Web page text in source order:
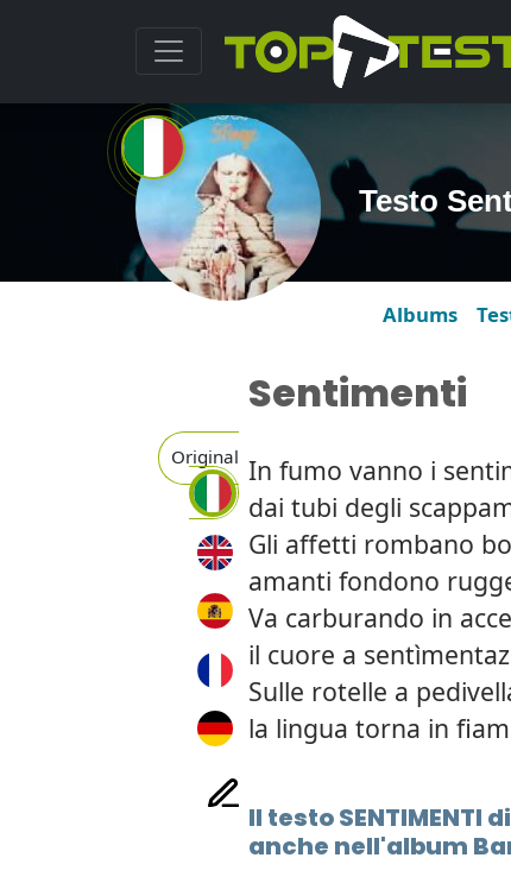
Testo
Albums
Original
Sentimenti
In fumo vanno i
dai tubi degli
Gli affetti rombano
amanti fondono
Va carburando in
il cuore a
Sulle rotelle a
la lingua torna in
Il testo SENTIMENTI
anche nell'album